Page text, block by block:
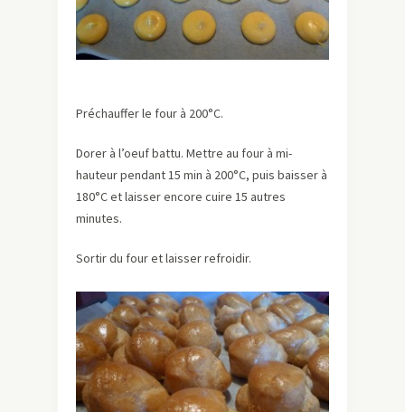
Préchauffer le four à 200°C.
Dorer à l’oeuf battu. Mettre au four à mi-
hauteur pendant 15 min à 200°C, puis baisser à
180°C et laisser encore cuire 15 autres
minutes.
Sortir du four et laisser refroidir.